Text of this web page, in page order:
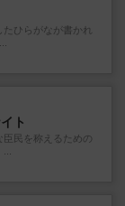
ひらがなが書かれ
ト
民を称えるための